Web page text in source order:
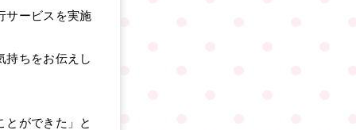
サービスを実施
持ちをお伝えし
とができた」と